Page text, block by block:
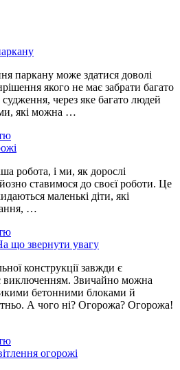
паркану може здатися доволі
якого не має забрати багато
через яке багато людей
які можна …
робота, і ми, як дорослі
ставимося до своєї роботи. Це
маленькі діти, які
…
що звернути увагу
конструкції завжди є
виключенням. Звичайно можна
бетонними блоками й
А чого ні? Огорожа? Огорожа!
огорожі